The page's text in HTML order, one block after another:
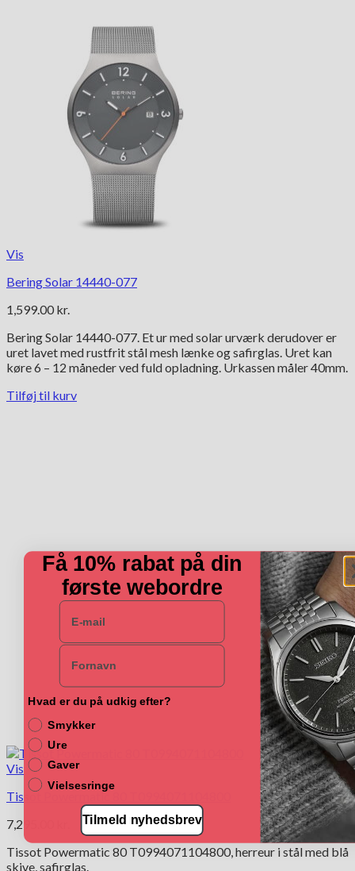
Vis
Bering Solar 14440-077
1,599.00 kr.
Bering Solar 14440-077. Et ur med solar urværk derudover er
uret lavet med rustfrit stål mesh lænke og safirglas. Uret kan
køre 6 – 12 måneder ved fuld opladning. Urkassen måler 40mm.
Tilføj til kurv
Vis
Tissot Powermatic 80 T0994071104800
7,295.00
Tissot Powermatic 80 T0994071104800, herreur i stål med blå
skive, safirglas.
Få 10% rabat på din
første webordre
E-mail
Navn
Hvad er du på udkig efter?
Smykker
Ure
Gaver
Vielsesringe
Tilmeld nyhedsbrev